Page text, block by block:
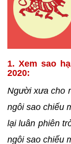
1. Xem sao
2020:
Người xưa cho
ngôi sao chiếu
lại luân phiên
ngôi sao chiếu